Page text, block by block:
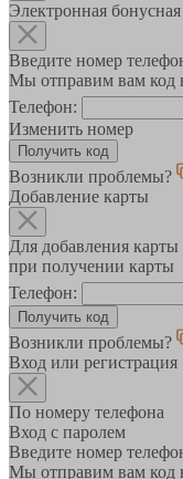
Электронная бонусная
Введите номер
Мы отправим вам код
Телефон:
Изменить номер
Возникли проблемы?
Добавление карты
Для добавления
при получении карты
Телефон:
Возникли проблемы?
Вход или регистрация
По номеру телефона
Вход с паролем
Введите номер
Мы отправим вам код